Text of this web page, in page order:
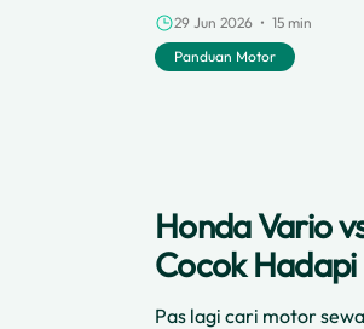
29 Jun 2026 • 15 min
Panduan Motor
Honda Vario
Cocok
Pas lagi cari motor